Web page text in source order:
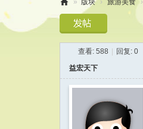
林
» 版块 › 旅游美食 ›
查看: 588 回复: 0
益宏天下